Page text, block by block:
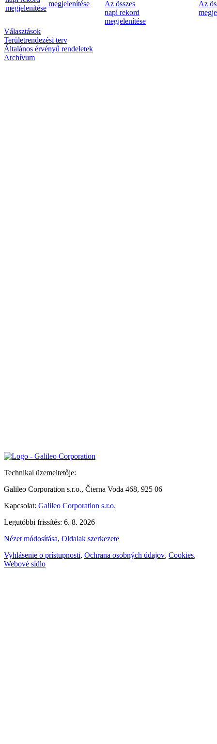
megjelenítése
megjelenítése
Az összes
napi rekord
megjelenítése
Az
Választások
Területrendezési terv
Általános érvényű rendeletek
Archívum
Technikai üzemeltetője:
Galileo Corporation s.r.o., Čierna Voda 468, 925 06
Kapcsolat: Galileo Corporation s.r.o.
Legutóbbi frissítés: 6. 8. 2026
Nézet módosítása, Oldalak szerkezete
Vyhlásenie o prístupnosti, Ochrana osobných údajov, Cookies,
Webové sídlo